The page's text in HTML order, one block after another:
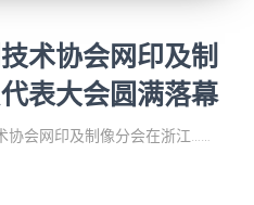
术协会网印及制
表大会圆满落幕
会网印及制像分会在浙江……